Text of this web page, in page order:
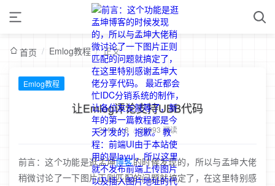
首页 / Emlog教程 / 正文
Emlog教程
让Emlog评论支持UBB代码
2019-1-8 / 20993 阅读
前言：这个功能是逛孟坤博客的时候发现的，所以与孟坤大佬
稍微讨论了一下图片正则匹配的问题就搞定了，在这里特别感